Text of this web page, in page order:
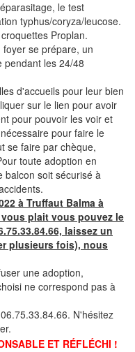
le test
typhus/coryza/leucose.
Proplan.
se prépare, un
les 24/48
d'accueils pour leur bien
sur le lien pour avoir
pour pouvoir les voir et
pour faire le
se faire par chèque,
toute adoption en
balcon soit sécurisé à
à Truffaut Balma à
plait vous pouvez le
laissez un
plusieurs fois), nous
une adoption,
ne correspond pas à
N'hésitez
ET RÉFLÉCHI !